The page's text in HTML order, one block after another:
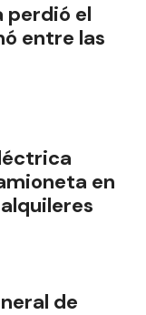
perdió el
entre las
en
de